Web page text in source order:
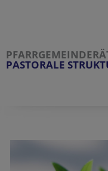
PASTORALE